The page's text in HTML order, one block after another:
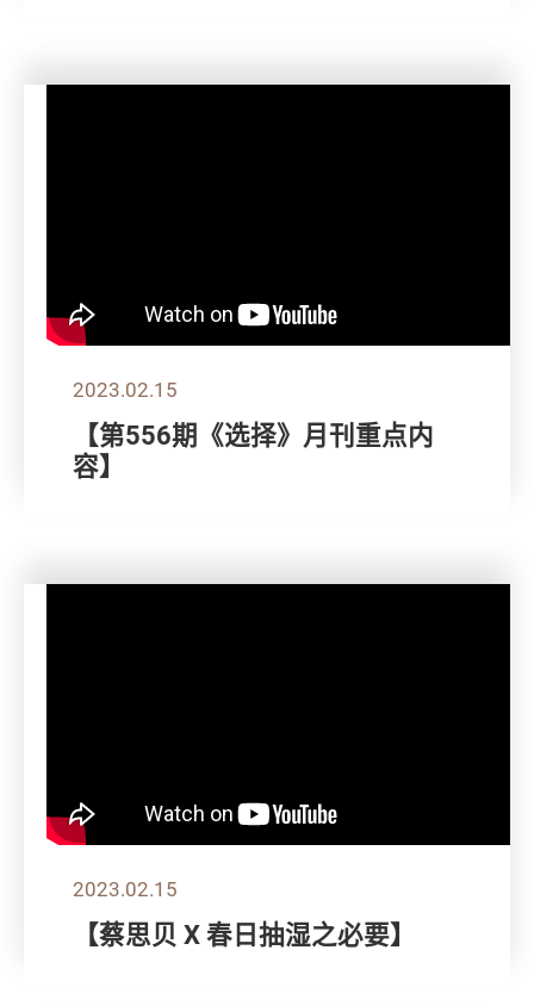
2023.02.15
【第556期《选择》月刊重点内
容】
2023.02.15
【蔡思贝 X 春日抽湿之必要】